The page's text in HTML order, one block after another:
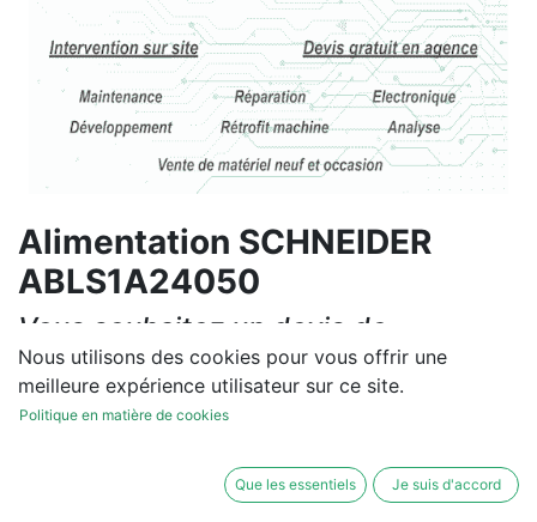
Alimentation SCHNEIDER
ABLS1A24050
Vous souhaitez un devis de
réparation ou de vente, un
diagnostic sur site?
Nous utilisons des cookies pour vous offrir une
meilleure expérience utilisateur sur ce site.
Politique en matière de cookies
Que les essentiels Je suis d'accord